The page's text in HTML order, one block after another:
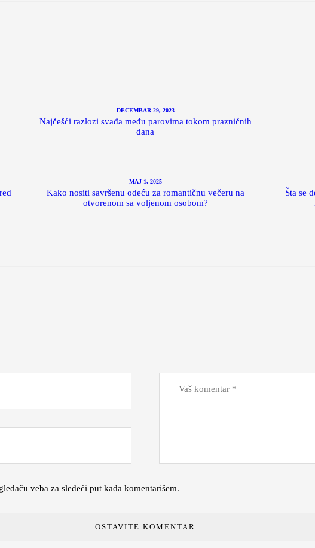
DECEMBAR 29, 2023
Najčešći razlozi svađa među parovima tokom prazničnih
dana
MAJ 1, 2025
Kako nositi savršenu odeću za romantičnu večeru na
otvorenom sa voljenom osobom?
Šta se
veba za sledeći put kada komentarišem.